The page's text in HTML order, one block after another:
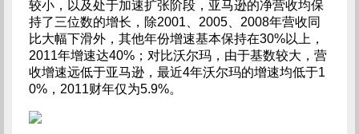
较小，以及处于加速扩张阶段，亚马逊的净营收均保
持了三位数的增长，除2001、2005、2008年营收同
比大幅下滑外，其他年份增速基本保持在30%以上，
2011年增速达40%；对比沃尔玛，由于基数较大，营
收增速远低于亚马逊，最近4年沃尔玛的增速均低于1
0%，2011财年仅为5.9%。